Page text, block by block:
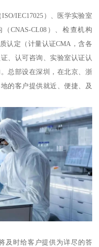
IEC17025）、医学实验室
（CNAS-CL08）、检查机构
认定（计量认证CMA，含各
、认可咨询、实验室认证认
总部设在深圳，在北京、浙
的客户提供就近、便捷、及
时给客户提供为详尽的答